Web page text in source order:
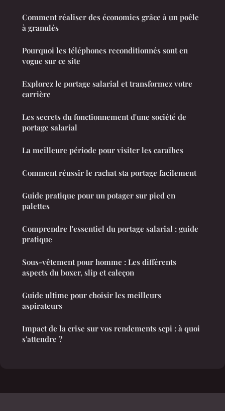
Comment réaliser des économies grâce à un poêle
à granulés
Pourquoi les téléphones reconditionnés sont en
vogue sur ce site
Explorez le portage salarial et transformez votre
carrière
Les secrets du fonctionnement d'une société de
portage salarial
La meilleure période pour visiter les caraïbes
Comment réussir le rachat sta portage facilement
Guide pratique pour un potager sur pied en
palettes
Comprendre l'essentiel du portage salarial : guide
pratique
Sous-vêtement pour homme : Les différents
aspects du boxer, slip et caleçon
Guide ultime pour choisir les meilleurs
aspirateurs
Impact de la crise sur vos rendements scpi : à quoi
s'attendre ?